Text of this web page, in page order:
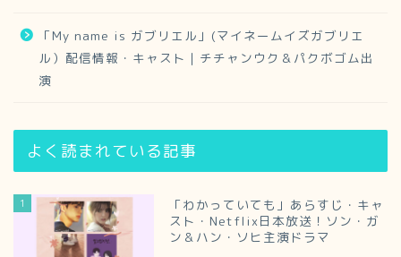
「My name is ガブリエル」(マイネームイズガブリエ
ル）配信情報・キャスト｜チチャンウク＆パクボゴム出
演
よく読まれている記事
1
「わかっていても」あらすじ・キャ
スト・Netflix日本放送！ソン・ガ
ン＆ハン・ソヒ主演ドラマ